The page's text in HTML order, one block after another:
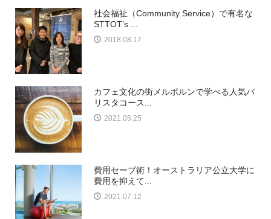
社会福祉（Community Service）で有名な
STTOT’s ...
2018.08.17
カフェ文化の街メルボルンで学べる人気バ
リスタコース...
2021.05.25
費用セーブ術！オーストラリア公立大学に
費用を抑えて...
2021.07.12